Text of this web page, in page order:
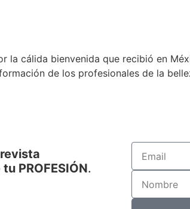
la cálida bienvenida que recibió en
de los profesionales de la
PROFESIÓN.